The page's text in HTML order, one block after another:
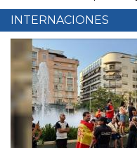
INTERNACIONES